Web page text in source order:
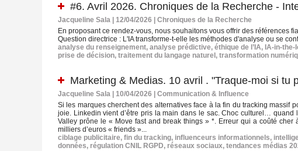
#6. Avril 2026. Chroniques de la Recherche -
Jacqueline Sala | 12/04/2026
Chroniques de la Recherche
En proposant ce rendez-vous, nous souhaitons vous offrir des références
Question directrice : L'IA transforme-t-elle les méthodes d'analyse ou se
analyse du renseignement, analyse prédictive, éthique de l’IA, IA-in-the-
prise de décision, traitement du langage naturel , transformation
Marketing & Medias. 10 avril . "Traque-moi si tu
Jacqueline Sala | 10/04/2026
Communication & Influence
Si les marques cherchent des alternatives face à la fin du tracking massif
joie. Linkedin vient d’être pris la main dans le sac. Choc culturel… quand
Valley prône le « Move fast and break things » *. Erreur qui a coûté
milliers d’euros « friends »...
ciblage publicitaire, fin du tracking, influenceurs informationnels,
données, régulation CNIL RGPD, réseaux sociaux, tendances médias